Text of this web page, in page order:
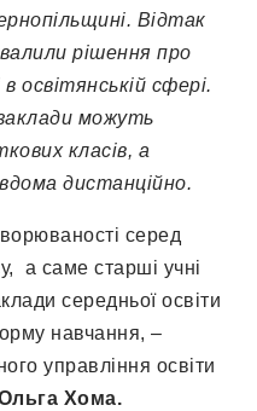
Відтак
рішення про
освітянській сфері.
можуть
класів, а
дистанційно.
серед
а саме старші учні
середньої освіти
навчання, –
управління освіти
Хома.